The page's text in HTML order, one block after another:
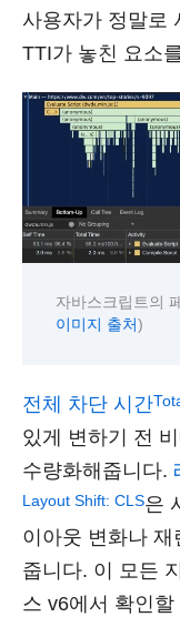
사용자가 정말로
TTI가 놓친 요소
자바스크립트의
이미지 출처)
전체 차단 시간
있게 변하기 전
수량화해줍니다.
Layout Shift: CLS은
이아웃 변화나 재
줍니다. 이 모든
스 v6에서 확인